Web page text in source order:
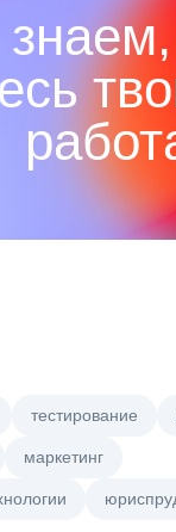
тестирование
маркетинг